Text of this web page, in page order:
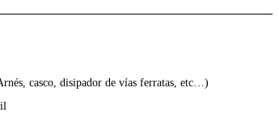
casco, disipador de vías ferratas, etc…)